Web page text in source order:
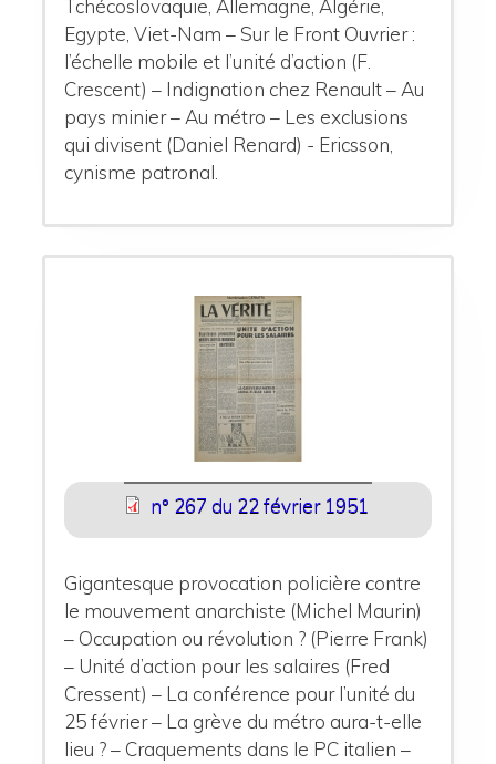
Tchécoslovaquie, Allemagne, Algérie,
Egypte, Viet-Nam – Sur le Front Ouvrier :
l’échelle mobile et l’unité d’action (F.
Crescent) – Indignation chez Renault – Au
pays minier – Au métro – Les exclusions
qui divisent (Daniel Renard) - Ericsson,
cynisme patronal.
n° 267 du 22 février 1951
Gigantesque provocation policière contre
le mouvement anarchiste (Michel Maurin)
– Occupation ou révolution ? (Pierre Frank)
– Unité d’action pour les salaires (Fred
Cressent) – La conférence pour l’unité du
25 février – La grève du métro aura-t-elle
lieu ? – Craquements dans le PC italien –